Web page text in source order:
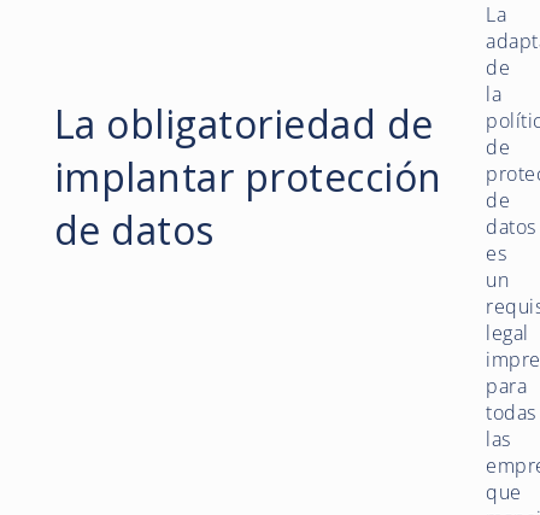
La obligatoriedad de
implantar protección
de datos
La
de
la
de
de
datos
es
un
legal
para
todas
las
que